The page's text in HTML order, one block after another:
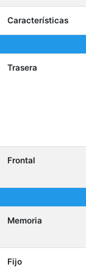
Características
Trasera
Frontal
Memoria
Fijo